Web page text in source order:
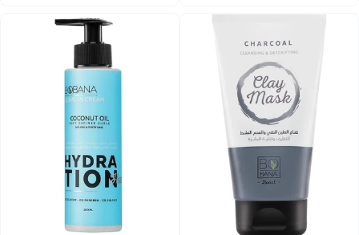
أقل سعر في 7 يوم